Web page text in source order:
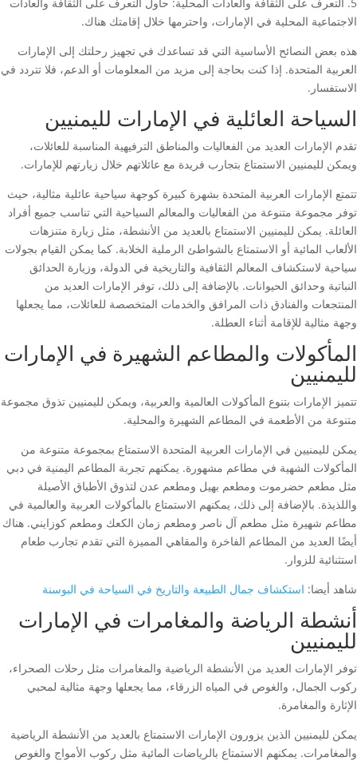
الاجتماعية المحلية في الإمارات، واحترمها خلال إقامتك هناك.
هذه بعض النصائح الأساسية التي قد تساعدك في تجهيز رحلتك إلى الإمارات
العربية المتحدة. إذا كنت بحاجة إلى مزيد من المعلومات أو الدعم، فلا تتردد في
الاستفسار.
السياحة العائلية في الإمارات لليمنيين
تقدم الإمارات العديد من الفعاليات والمناطق الترفيهية المناسبة للعائلات،
ويمكن لليمنيين الاستمتاع بتجارب فريدة مع عائلاتهم خلال زيارتهم للإمارات.
تتمتع الإمارات العربية المتحدة بشهرة كبيرة كوجهة سياحية عائلية مثالية، حيث
توفر مجموعة متنوعة من الفعاليات والمعالم السياحية التي تناسب جميع أفراد
العائلة. يمكن لليمنيين الاستمتاع بالعديد من الأنشطة، مثل زيارة متنزهات
الألعاب المائية أو الاستمتاع بالشواطئ الرملية الخلابة. كما يمكن القيام بجولات
سياحية لاستكشاف المعالم الثقافية والتاريخية في الدولة، وزيارة الحدائق
النباتية وحدائق الحيوانات. بالإضافة إلى ذلك، توفر الإمارات العديد من
المنتجعات والفنادق ذات المرافق والخدمات المتخصصة للعائلات، مما يجعلها
وجهة مثالية للإقامة أثناء العطلة.
المأكولات والمطاعم الشهيرة في الإمارات
لليمنيين
تتميز الإمارات بتنوع المأكولات العالمية والعربية، ويمكن لليمنيين تذوق مجموعة
متنوعة من الأطعمة في المطاعم الشهيرة والمحلية.
يمكن لليمنيين في الإمارات العربية المتحدة الاستمتاع بمجموعة متنوعة من
المأكولات الشهية في مطاعم مشهورة. يمكنهم تجربة المطاعم اليمنية في دبي
مثل مطعم حضرموت ومطعم بهيل ومطعم عدن لتذوق الأطباق الأصيلة
واللذيذة. بالإضافة إلى ذلك، يمكنهم الاستمتاع بالمأكولات العربية والعالمية في
مطاعم شهيرة مثل مطعم آل ناصر ومطعم زمان الكعك ومطعم كوزايني. هناك
أيضًا العديد من المطاعم الفاخرة والمقاهي المميزة التي تقدم تجارب طعام
استثنائية للزوار.
شاهد أيضا: استكشاف جمال الطبيعة والتاريخ في السياحة في البوسنة
أنشطة الرياضة والمغامرات في الإمارات
لليمنيين
توفر الإمارات العديد من الأنشطة الرياضية والمغامرات مثل رحلات الصحراء،
ركوب الجمال، والغوص في المياه الزرقاء، مما يجعلها وجهة مثالية لمحبي
الإثارة والمغامرة.
يمكن لليمنيين الذين يزورون الإمارات الاستمتاع بالعديد من الأنشطة الرياضية
والمغامرات. يمكنهم الاستمتاع بالرياضات المائية مثل ركوب الأمواج والغوص